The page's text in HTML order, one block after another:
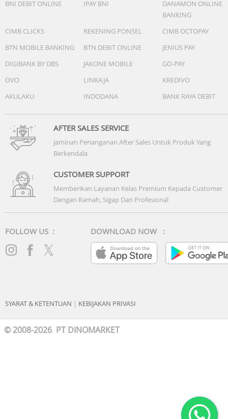
BNI DEBIT ONLINE
IPAY BNI
DANAMON ONLINE
BANKING
CIMB CLICKS
REKENING PONSEL
CIMB OCTOPAY
BTN MOBILE BANKING
BTN DEBIT ONLINE
JENIUS PAY
DIGIBANK BY DBS
JAKONE MOBILE
GO-PAY
OVO
LINKAJA
KREDIVO
AKULAKU
INDODANA BANK RAYA DEBIT
AFTER SALES SERVICE
Jaminan Penanganan After Sales Untuk Produk Yang
Berkendala
CUSTOMER SUPPORT
Memberikan Layanan Kelas Premium Kepada Customer
Dengan Ramah, Sigap Dan Profesional
FOLLOW US : DOWNLOAD NOW :
SYARAT & KETENTUAN | KEBIJAKAN PRIVASI
© 2008-2026 PT DINOMARKET